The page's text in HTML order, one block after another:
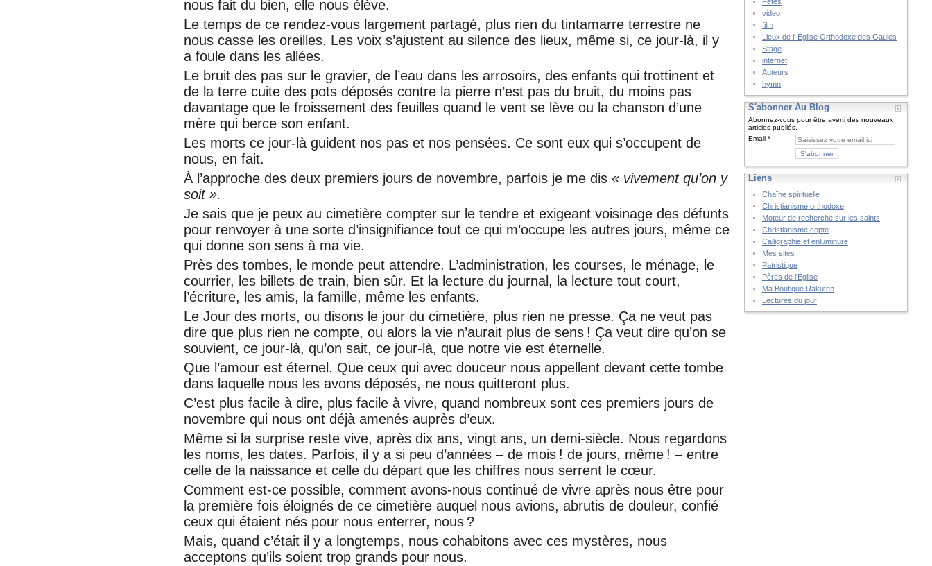
nous fait du bien, elle nous élève.
Le temps de ce rendez-vous largement partagé, plus rien du tintamarre terrestre ne
nous casse les oreilles. Les voix s’ajustent au silence des lieux, même si, ce jour-là, il y
a foule dans les allées.
Le bruit des pas sur le gravier, de l’eau dans les arrosoirs, des enfants qui trottinent et
de la terre cuite des pots déposés contre la pierre n’est pas du bruit, du moins pas
davantage que le froissement des feuilles quand le vent se lève ou la chanson d’une
mère qui berce son enfant.
Les morts ce jour-là guident nos pas et nos pensées. Ce sont eux qui s’occupent de
nous, en fait.
À l’approche des deux premiers jours de novembre, parfois je me dis« vivement qu’on y
soit ».
Je sais que je peux au cimetière compter sur le tendre et exigeant voisinage des défunts
pour renvoyer à une sorte d’insignifiance tout ce qui m’occupe les autres jours, même ce
qui donne son sens à ma vie.
Près des tombes, le monde peut attendre. L’administration, les courses, le ménage, le
courrier, les billets de train, bien sûr. Et la lecture du journal, la lecture tout court,
l’écriture, les amis, la famille, même les enfants.
Le Jour des morts, ou disons le jour du cimetière, plus rien ne presse. Ça ne veut pas
dire que plus rien ne compte, ou alors la vie n’aurait plus de sens ! Ça veut dire qu’on se
souvient, ce jour-là, qu’on sait, ce jour-là, que notre vie est éternelle.
Que l’amour est éternel. Que ceux qui avec douceur nous appellent devant cette tombe
dans laquelle nous les avons déposés, ne nous quitteront plus.
C’est plus facile à dire, plus facile à vivre, quand nombreux sont ces premiers jours de
novembre qui nous ont déjà amenés auprès d’eux.
Même si la surprise reste vive, après dix ans, vingt ans, un demi-siècle. Nous regardons
les noms, les dates. Parfois, il y a si peu d’années – de mois ! de jours, même ! – entre
celle de la naissance et celle du départ que les chiffres nous serrent le cœur.
Comment est-ce possible, comment avons-nous continué de vivre après nous être pour
la première fois éloignés de ce cimetière auquel nous avions, abrutis de douleur, confié
ceux qui étaient nés pour nous enterrer, nous ?
Mais, quand c’était il y a longtemps, nous cohabitons avec ces mystères, nous
acceptons qu’ils soient trop grands pour nous.
video
film
Lieux de l' Eglise Orthodoxe des Gaules
Stage
internet
Auteurs
hymn
S'abonner Au Blog
Abonnez-vous pour être averti des nouveaux
articles publiés.
Email
Liens
Chaîne spirituelle
Christianisme orthodoxe
Moteur de recherche sur les saints
Christianisme copte
Calligraphie et enluminure
Mes sites
Patristique
Pères de l'Eglise
Ma Boutique Rakuten
Lectures du jour